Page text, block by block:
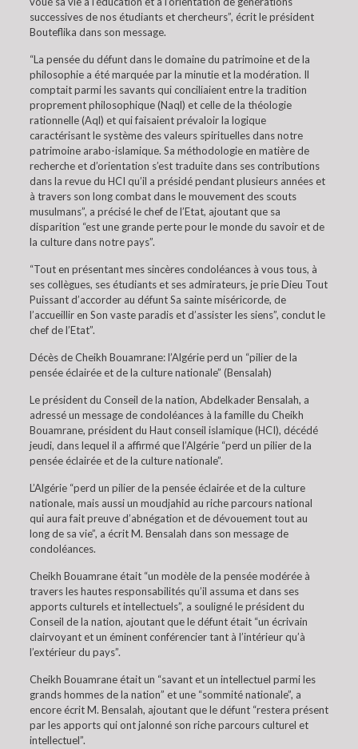
successives de nos étudiants et chercheurs”, écrit le président
Bouteflika dans son message.
“La pensée du défunt dans le domaine du patrimoine et de la
philosophie a été marquée par la minutie et la modération. Il
comptait parmi les savants qui conciliaient entre la tradition
proprement philosophique (Naql) et celle de la théologie
rationnelle (Aql) et qui faisaient prévaloir la logique
caractérisant le système des valeurs spirituelles dans notre
patrimoine arabo-islamique. Sa méthodologie en matière de
recherche et d’orientation s’est traduite dans ses contributions
dans la revue du HCI qu’il a présidé pendant plusieurs années et
à travers son long combat dans le mouvement des scouts
musulmans”, a précisé le chef de l’Etat, ajoutant que sa
disparition “est une grande perte pour le monde du savoir et de
la culture dans notre pays”.
“Tout en présentant mes sincères condoléances à vous tous, à
ses collègues, ses étudiants et ses admirateurs, je prie Dieu Tout
Puissant d’accorder au défunt Sa sainte miséricorde, de
l’accueillir en Son vaste paradis et d’assister les siens”, conclut le
chef de l’Etat”.
Décès de Cheikh Bouamrane: l’Algérie perd un “pilier de la
pensée éclairée et de la culture nationale” (Bensalah)
Le président du Conseil de la nation, Abdelkader Bensalah, a
adressé un message de condoléances à la famille du Cheikh
Bouamrane, président du Haut conseil islamique (HCI), décédé
jeudi, dans lequel il a affirmé que l’Algérie “perd un pilier de la
pensée éclairée et de la culture nationale”.
L’Algérie “perd un pilier de la pensée éclairée et de la culture
nationale, mais aussi un moudjahid au riche parcours national
qui aura fait preuve d’abnégation et de dévouement tout au
long de sa vie”, a écrit M. Bensalah dans son message de
condoléances.
Cheikh Bouamrane était “un modèle de la pensée modérée à
travers les hautes responsabilités qu’il assuma et dans ses
apports culturels et intellectuels”, a souligné le président du
Conseil de la nation, ajoutant que le défunt était “un écrivain
clairvoyant et un éminent conférencier tant à l’intérieur qu’à
l’extérieur du pays”.
Cheikh Bouamrane était un “savant et un intellectuel parmi les
grands hommes de la nation” et une “sommité nationale”, a
encore écrit M. Bensalah, ajoutant que le défunt “restera présent
par les apports qui ont jalonné son riche parcours culturel et
intellectuel”.